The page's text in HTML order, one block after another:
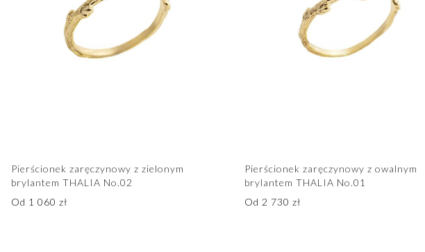
Pierścionek zaręczynowy z zielonym
brylantem THALIA No.02
Od 1 060 zł
Pierścionek zaręczynowy z owalnym
brylantem THALIA No.01
Od 2 730 zł